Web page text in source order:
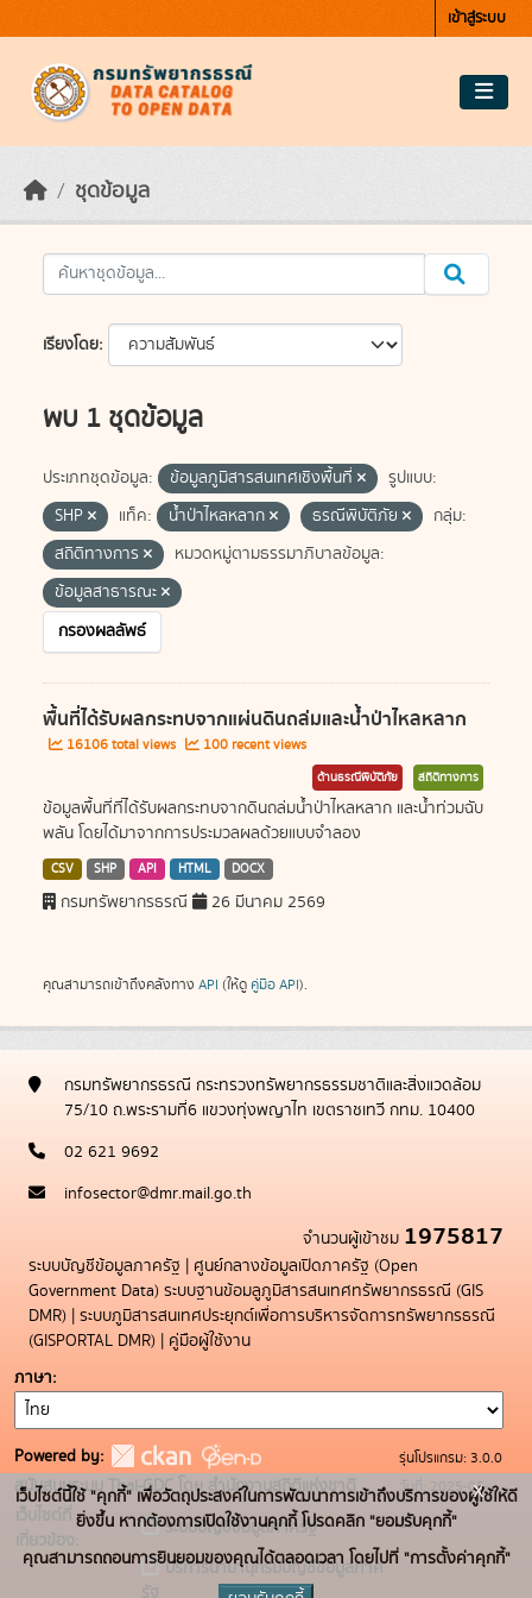
เข้าสู่ระบบ
ชุดข้อมูล
เรียงโดย
พบ 1 ชุดข้อมูล
ประเภทชุดข้อมูล: ข้อมูลภูมิสารสนเทศเชิงพื้นที่
รูปแบบ:
SHP
แท็ค: น้ำป่าไหลหลาก ธรณีพิบัติภัย
กลุ่ม:
สถิติทางการ
หมวดหมู่ตามธรรมาภิบาลข้อมูล:
ข้อมูลสาธารณะ
กรองผลลัพธ์
พื้นที่ได้รับผลกระทบจากแผ่นดินถล่มและน้ำป่าไหลหลาก
16106 total views 100 recent views
ด้านธรณีพิบัติภัย สถิติทางการ
ข้อมูลพื้นที่ที่ได้รับผลกระทบจากดินถล่มน้ำป่าไหลหลาก และน้ำท่วมฉับ
พลัน โดยได้มาจากการประมวลผลด้วยแบบจำลอง
CSV SHP API HTML DOCX
กรมทรัพยากรธรณี 26 มีนาคม 2569
คุณสามารถเข้าถึงคลังทาง API (ให้ดู คู่มือ API).
กรมทรัพยากรธรณี กระทรวงทรัพยากรธรรมชาติและสิ่งแวดล้อม
75/10 ถ.พระรามที่6 แขวงทุ่งพญาไท เขตราชเทวี กทม. 10400
02 621 9692
infosector@dmr.mail.go.th
จำนวนผู้เข้าชม 1975817
ระบบบัญชีข้อมูลภาครัฐ | ศูนย์กลางข้อมูลเปิดภาครัฐ (Open
Government Data) ระบบฐานข้อมลูภูมิสารสนเทศทรัพยากรธรณี (GIS
DMR) | ระบบภูมิสารสนเทศประยุกต์เพื่อการบริหารจัดการทรัพยากรธรณี
(GISPORTAL DMR) | คู่มือผู้ใช้งาน
ภาษา
Powered by:
สนับสนุนระบบ Thai-GDC โดย สำนักงานสถิติแห่งชาติ
เว็บไซต์ที่
เกี่ยวข้อง:
ระบบบัญชีข้อมูลภาครัฐ
บริการนามานุกรมบัญชีข้อมูลภาค
รัฐ
รุ่นโปรแกรม: 3.0.0
วันที่: 2025-05-
19
เว็บไซต์นี้ใช้ "คุกกี้" เพื่อวัตถุประสงค์ในการพัฒนาการเข้าถึงบริการของผู้ใช้ให้ดี
ยิ่งขึ้น หากต้องการเปิดใช้งานคุกกี้ โปรดคลิก "ยอมรับคุกกี้"
คุณสามารถถอนการยินยอมของคุณได้ตลอดเวลา โดยไปที่ "การตั้งค่าคุกกี้"
x